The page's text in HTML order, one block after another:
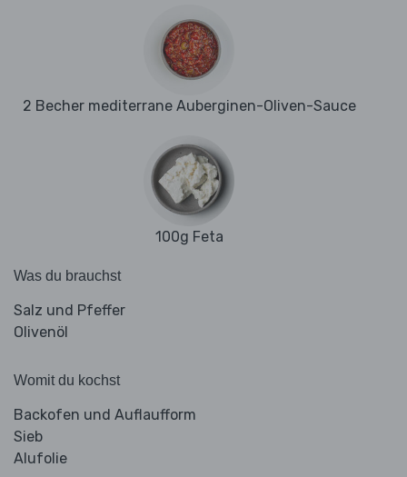
2 Becher mediterrane Auberginen-Oliven-Sauce
100g Feta
Was du brauchst
Salz und Pfeffer
Olivenöl
Womit du kochst
Backofen und Auflaufform
Sieb
Alufolie